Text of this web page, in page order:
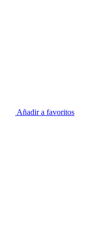
Añadir a favoritos